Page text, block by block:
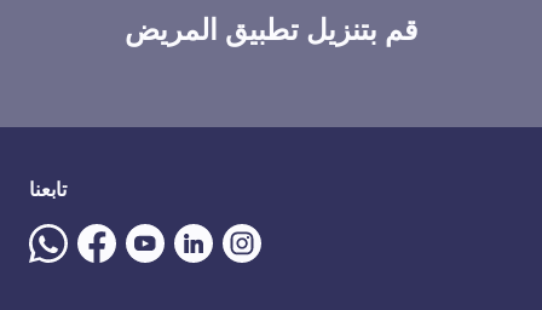
قم بتنزيل تطبيق المريض
تابعنا